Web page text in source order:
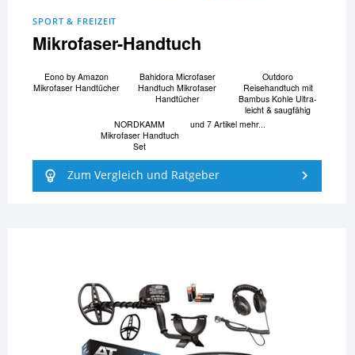
SPORT & FREIZEIT
Mikrofaser-Handtuch
Eono by Amazon
Mikrofaser Handtücher
Bahidora Microfaser
Handtuch Mikrofaser
Handtücher
Outdoro
Reisehandtuch mit
Bambus Kohle Ultra-
leicht & saugfähig
NORDKAMM
Mikrofaser Handtuch
Set
und 7 Artikel mehr...
Zum Vergleich und Ratgeber